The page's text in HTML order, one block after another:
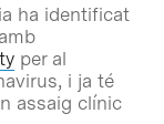
ha identificat
per al
i ja té
assaig clínic